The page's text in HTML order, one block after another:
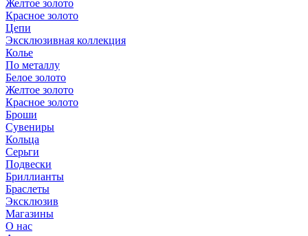
Желтое золото
Красное золото
Цепи
Эксклюзивная коллекция
Колье
По металлу
Белое золото
Желтое золото
Красное золото
Броши
Сувениры
Кольца
Серьги
Подвески
Бриллианты
Браслеты
Эксклюзив
Магазины
О нас